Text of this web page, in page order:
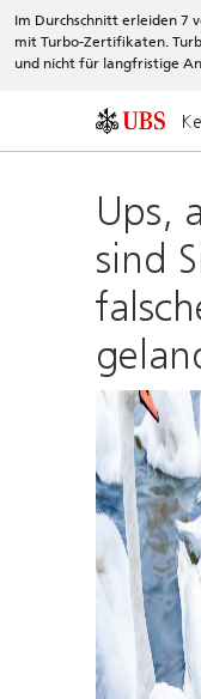
Im Durchschnitt erleiden 7
mit Turbo-Zertifikaten.
und nicht für langfristige
Ups,
sind